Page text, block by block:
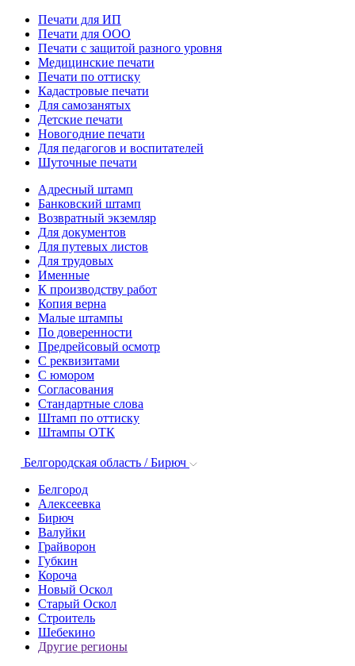
Печати для ИП
Печати для ООО
Печати с защитой разного уровня
Медицинские печати
Печати по оттиску
Кадастровые печати
Для самозанятых
Детские печати
Новогодние печати
Для педагогов и воспитателей
Шуточные печати
Адресный штамп
Банковский штамп
Возвратный экземляр
Для документов
Для путевых листов
Для трудовых
Именные
К производству работ
Копия верна
Малые штампы
По доверенности
Предрейсовый осмотр
С реквизитами
С юмором
Согласования
Стандартные слова
Штамп по оттиску
Штампы ОТК
Белгородская область / Бирюч
Белгород
Алексеевка
Бирюч
Валуйки
Грайворон
Губкин
Короча
Новый Оскол
Старый Оскол
Строитель
Шебекино
Другие регионы